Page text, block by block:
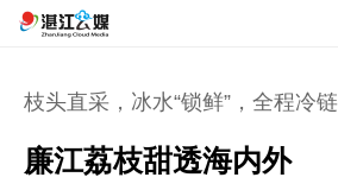
枝头直采，冰水“锁鲜”，全程冷链
廉江荔枝甜透海内外